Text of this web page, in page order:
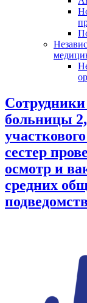
больницы 2,
сестер
осмотр и
средних